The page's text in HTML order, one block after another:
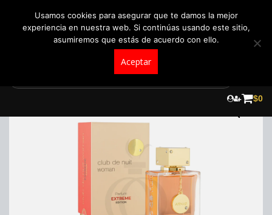
$0
Usamos cookies para asegurar que te damos la mejor
experiencia en nuestra web. Si continúas usando este sitio,
asumiremos que estás de acuerdo con ello.
Aceptar